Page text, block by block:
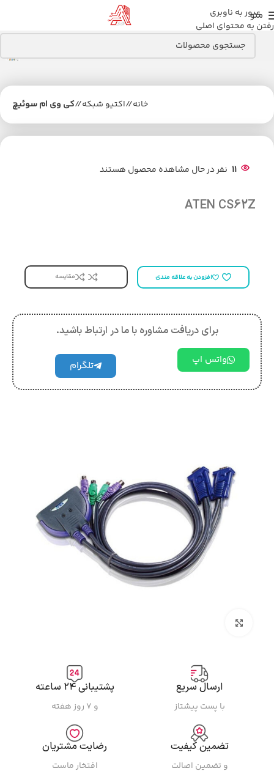
عبور به ناوبری
رفتن به محتوای اصلی
منو
خانه/ اکتیو شبکه/کی وی ام سوئیچ
11 نفر در حال مشاهده محصول هستند
ATEN CS62Z
افزودن به علاقه مندی مقایسه
برای دریافت مشاوره با ما در ارتباط باشید.
واتس اپ تلگرام
ارسال سریع
با پست پیشتاز
پشتیبانی ۲۴ ساعته
و ۷ روز هفته
تضمین کیفیت
و تضمین اصالت
رضایت مشتریان
افتخار ماست